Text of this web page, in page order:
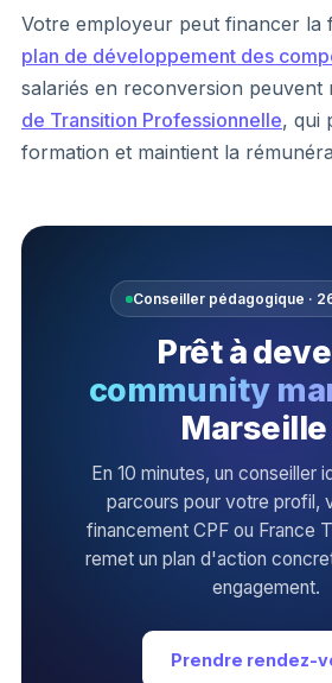
Votre employeur peut financer la
plan de développement des
salariés en reconversion peuvent
de Transition Professionnelle, qui
formation et maintient la
Conseiller pédagogique ·
Prêt à
community
Marseille
En 10 minutes, un conseiller
parcours pour votre profil,
financement CPF ou France
remet un plan d'action
engagement.
Prendre rendez-